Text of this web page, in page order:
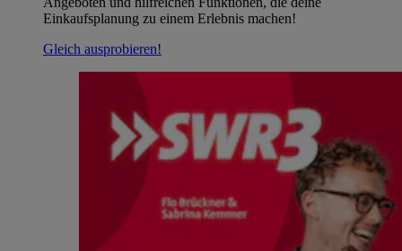
Einkaufsplanung zu einem Erlebnis machen!
Gleich ausprobieren!